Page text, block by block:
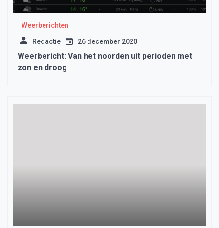
Weerberichten
Redactie 26 december 2020
Weerbericht: Van het noorden uit perioden met
zon en droog